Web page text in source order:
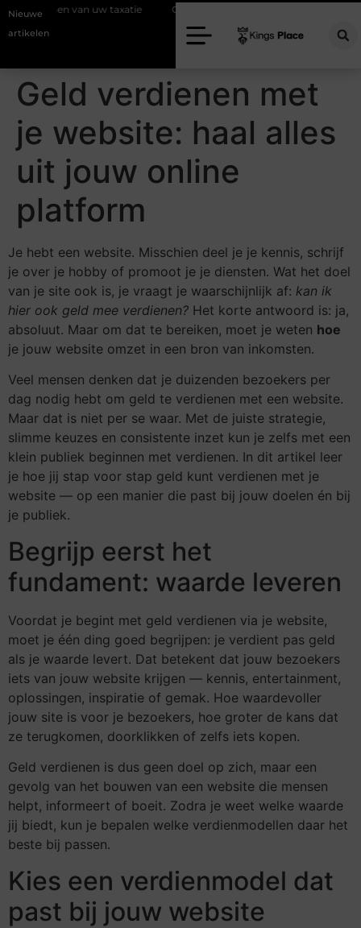
Nieuwe
artikelen
timen van uw taxatie Geef uw slaapkamer een upgrade met
Geld verdienen met
je website: haal alles
uit jouw online
platform
Je hebt een website. Misschien deel je je kennis, schrijf
je over je hobby of promoot je je diensten. Wat het doel
van je site ook is, je vraagt je waarschijnlijk af: kan ik
hier ook geld mee verdienen? Het korte antwoord is: ja,
absoluut. Maar om dat te bereiken, moet je weten hoe
je jouw website omzet in een bron van inkomsten.
Veel mensen denken dat je duizenden bezoekers per
dag nodig hebt om geld te verdienen met een website.
Maar dat is niet per se waar. Met de juiste strategie,
slimme keuzes en consistente inzet kun je zelfs met een
klein publiek beginnen met verdienen. In dit artikel leer
je hoe jij stap voor stap geld kunt verdienen met je
website — op een manier die past bij jouw doelen én bij
je publiek.
Begrijp eerst het
fundament: waarde leveren
Voordat je begint met geld verdienen via je website,
moet je één ding goed begrijpen: je verdient pas geld
als je waarde levert. Dat betekent dat jouw bezoekers
iets van jouw website krijgen — kennis, entertainment,
oplossingen, inspiratie of gemak. Hoe waardevoller
jouw site is voor je bezoekers, hoe groter de kans dat
ze terugkomen, doorklikken of zelfs iets kopen.
Geld verdienen is dus geen doel op zich, maar een
gevolg van het bouwen van een website die mensen
helpt, informeert of boeit. Zodra je weet welke waarde
jij biedt, kun je bepalen welke verdienmodellen daar het
beste bij passen.
Kies een verdienmodel dat
past bij jouw website